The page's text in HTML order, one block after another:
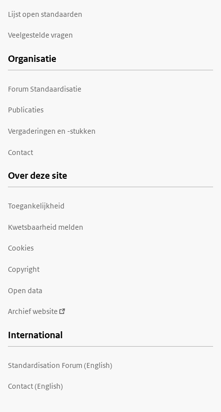
Lijst open standaarden
Veelgestelde vragen
Organisatie
Forum Standaardisatie
Publicaties
Vergaderingen en -stukken
Contact
Over deze site
Toegankelijkheid
Kwetsbaarheid melden
Cookies
Copyright
Open data
Archief website
International
Standardisation Forum (English)
Contact (English)